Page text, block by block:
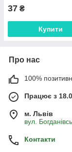
37 ₴
Купити
Про нас
100%
Працює з
м. Львів
вул.
Контакти